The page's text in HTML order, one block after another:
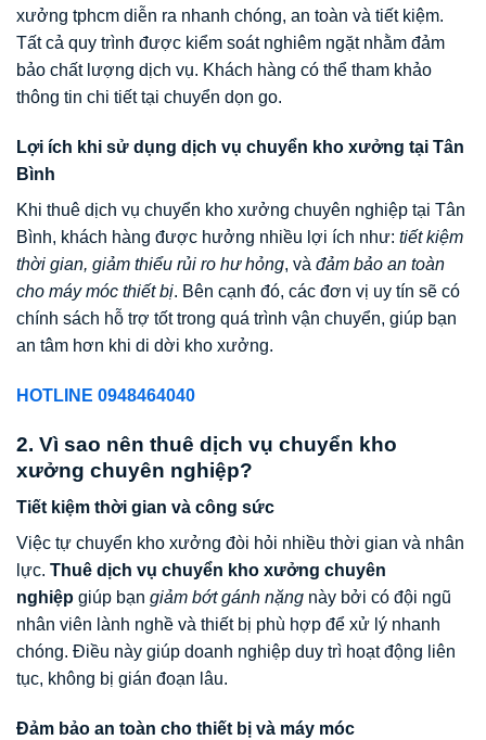
xưởng tphcm diễn ra nhanh chóng, an toàn và tiết kiệm.
Tất cả quy trình được kiểm soát nghiêm ngặt nhằm đảm
bảo chất lượng dịch vụ. Khách hàng có thể tham khảo
thông tin chi tiết tại chuyển dọn go.
Lợi ích khi sử dụng dịch vụ chuyển kho xưởng tại Tân
Bình
Khi thuê dịch vụ chuyển kho xưởng chuyên nghiệp tại Tân
Bình, khách hàng được hưởng nhiều lợi ích như: tiết kiệm
thời gian, giảm thiểu rủi ro hư hỏng, và đảm bảo an toàn
cho máy móc thiết bị. Bên cạnh đó, các đơn vị uy tín sẽ có
chính sách hỗ trợ tốt trong quá trình vận chuyển, giúp bạn
an tâm hơn khi di dời kho xưởng.
HOTLINE 0948464040
2. Vì sao nên thuê dịch vụ chuyển kho
xưởng chuyên nghiệp?
Tiết kiệm thời gian và công sức
Việc tự chuyển kho xưởng đòi hỏi nhiều thời gian và nhân
lực. Thuê dịch vụ chuyển kho xưởng chuyên
nghiệp giúp bạn giảm bớt gánh nặng này bởi có đội ngũ
nhân viên lành nghề và thiết bị phù hợp để xử lý nhanh
chóng. Điều này giúp doanh nghiệp duy trì hoạt động liên
tục, không bị gián đoạn lâu.
Đảm bảo an toàn cho thiết bị và máy móc